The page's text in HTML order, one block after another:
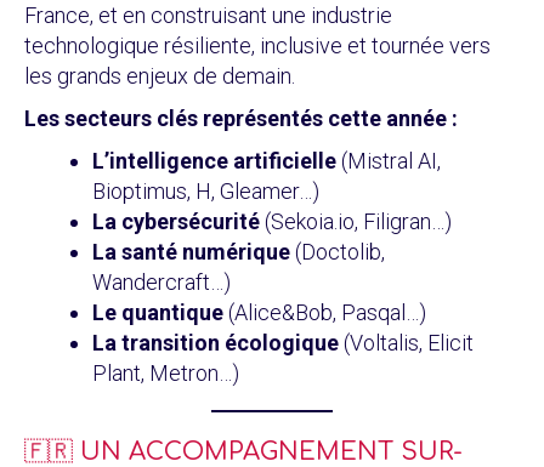
France, et en construisant une industrie
technologique résiliente, inclusive et tournée vers
les grands enjeux de demain.
Les secteurs clés représentés cette année :
L’intelligence artificielle(Mistral AI,
Bioptimus, H, Gleamer…)
La cybersécurité(Sekoia.io, Filigran…)
La santé numérique(Doctolib,
Wandercraft…)
Le quantique(Alice&Bob, Pasqal…)
La transition écologique(Voltalis, Elicit
Plant, Metron…)
🇫🇷 UN ACCOMPAGNEMENT SUR-